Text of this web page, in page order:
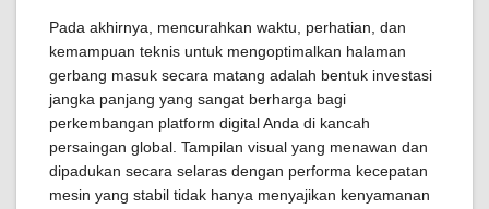
Pada akhirnya, mencurahkan waktu, perhatian, dan
kemampuan teknis untuk mengoptimalkan halaman
gerbang masuk secara matang adalah bentuk investasi
jangka panjang yang sangat berharga bagi
perkembangan platform digital Anda di kancah
persaingan global. Tampilan visual yang menawan dan
dipadukan secara selaras dengan performa kecepatan
mesin yang stabil tidak hanya menyajikan kenyamanan